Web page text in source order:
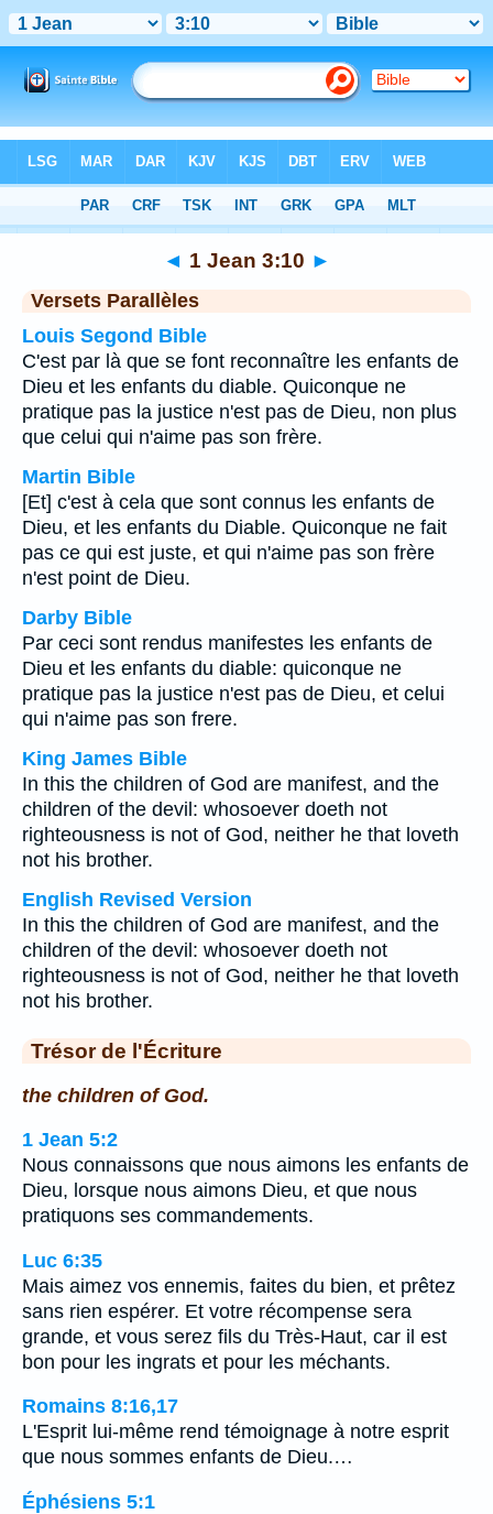
Chapitre 3> Verset 10
◄ 1 Jean 3:10 ►
Versets Parallèles
Louis Segond Bible
C'est par là que se font reconnaître les enfants de
Dieu et les enfants du diable. Quiconque ne
pratique pas la justice n'est pas de Dieu, non plus
que celui qui n'aime pas son frère.
Martin Bible
[Et] c'est à cela que sont connus les enfants de
Dieu, et les enfants du Diable. Quiconque ne fait
pas ce qui est juste, et qui n'aime pas son frère
n'est point de Dieu.
Darby Bible
Par ceci sont rendus manifestes les enfants de
Dieu et les enfants du diable: quiconque ne
pratique pas la justice n'est pas de Dieu, et celui
qui n'aime pas son frere.
King James Bible
In this the children of God are manifest, and the
children of the devil: whosoever doeth not
righteousness is not of God, neither he that loveth
not his brother.
English Revised Version
In this the children of God are manifest, and the
children of the devil: whosoever doeth not
righteousness is not of God, neither he that loveth
not his brother.
Trésor de l'Écriture
the children of God.
1 Jean 5:2
Nous connaissons que nous aimons les enfants de
Dieu, lorsque nous aimons Dieu, et que nous
pratiquons ses commandements.
Luc 6:35
Mais aimez vos ennemis, faites du bien, et prêtez
sans rien espérer. Et votre récompense sera
grande, et vous serez fils du Très-Haut, car il est
bon pour les ingrats et pour les méchants.
Romains 8:16,17
L'Esprit lui-même rend témoignage à notre esprit
que nous sommes enfants de Dieu.…
Éphésiens 5:1